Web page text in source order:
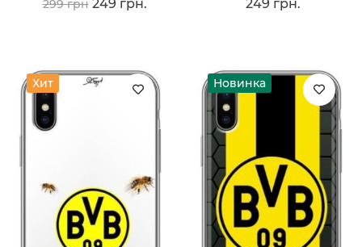
299 грн 249 грн. 249 грн.
Хит Новинка